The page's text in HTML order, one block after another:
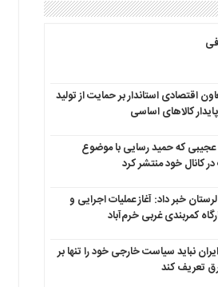
اقتصادی استاندار بر حمایت از تولید
کالاهای اساسی
که حمید رسایی با موضوع
کانال خود منتشر کرد
لرستان خبر داد: آغاز عملیات اجرایی و
کمربندی غربی خرم‌آباد
نباید سیاست خارجی خود را تنها بر
تعریف کند